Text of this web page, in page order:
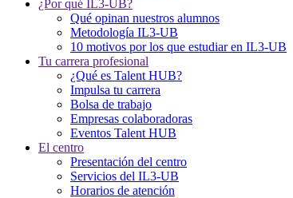
¿Por qué IL3-UB?
Qué opinan nuestros alumnos
Metodología IL3-UB
10 motivos por los que estudiar en IL3-UB
Tu carrera profesional
¿Qué es Talent HUB?
Impulsa tu carrera
Bolsa de trabajo
Empresas colaboradoras
Eventos Talent HUB
El centro
Presentación del centro
Servicios del IL3-UB
Horarios de atención